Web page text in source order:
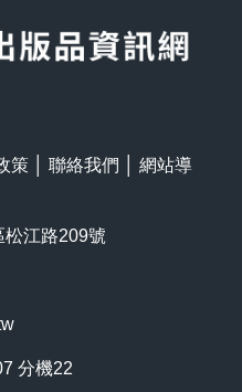
策 聯絡我們
網站導
江路209號
分機22